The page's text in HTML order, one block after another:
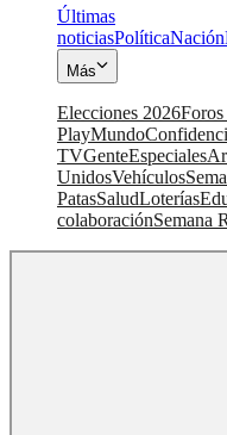
Últimas
noticiasPolíticaNación
Más
Elecciones 2026Foros
PlayMundo
TVGenteEspeciales
UnidosVehículos
PatasSaludLoterías
colaboraciónSemana